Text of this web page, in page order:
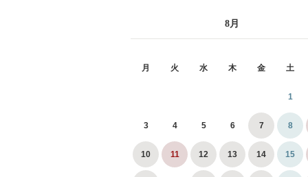
8月
月 火 水 木 金 土
1
3 4 5 6 7 8
10 11 12 13 14 15